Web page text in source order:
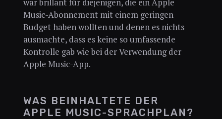
war brillant für diejenigen, die ein Apple
Music-Abonnement mit einem geringen
Budget haben wollten und denen es nichts
ausmachte, dass es keine so umfassende
Kontrolle gab wie bei der Verwendung der
Apple Music-App.
WAS BEINHALTETE DER
APPLE MUSIC-SPRACHPLAN?